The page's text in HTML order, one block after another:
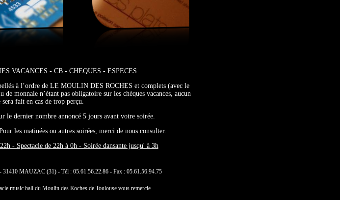
VACANCES - CB - CHEQUES - ESPECES
à l’ordre de LE MOULIN DES ROCHES et complets (avec le
monnaie n’étant pas obligatoire sur les chèques vacances, aucun
sera fait en cas de trop perçu.
le dernier nombre annoncé 5 jours avant votre soirée.
les matinées ou autres soirées, merci de nous consulter.
- Spectacle de 22h à 0h - Soirée dansante jusqu' à 3h
31410 MAUZAC (31) - Tél : 05.61.56.22.86 - Fax : 05.61.56.94.75
music hall du Moulin des Roches de Toulouse vous remercie